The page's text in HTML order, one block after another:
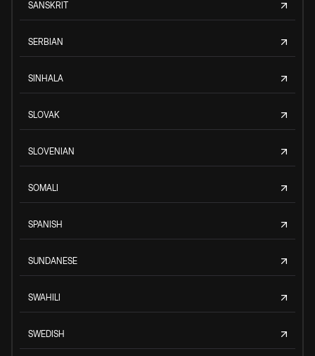
SANSKRIT
SERBIAN
SINHALA
SLOVAK
SLOVENIAN
SOMALI
SPANISH
SUNDANESE
SWAHILI
SWEDISH